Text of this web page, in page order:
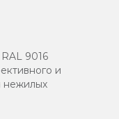
9016
и
нежилых